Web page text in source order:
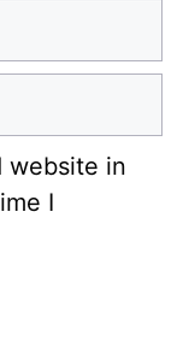
website in
I